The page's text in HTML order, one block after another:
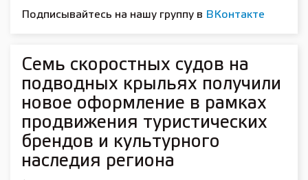
Подписывайтесь на нашу группу в ВКонтакте
Семь скоростных судов на
подводных крыльях получили
новое оформление в рамках
продвижения туристических
брендов и культурного
наследия региона